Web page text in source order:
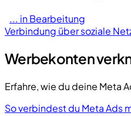
... in Bearbeitung
Verbindung über soziale
Werbekonten
Erfahre, wie du deine Meta
So verbindest du Meta Ads